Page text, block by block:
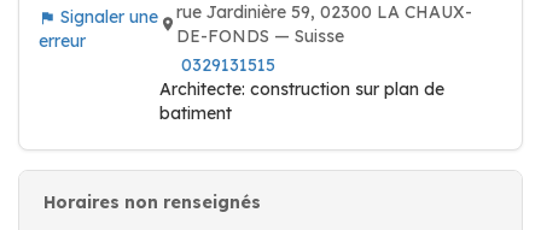
Signaler une
erreur
rue Jardinière 59, 02300 LA CHAUX-
DE-FONDS — Suisse
0329131515
Architecte: construction sur plan de
batiment
Horaires non renseignés